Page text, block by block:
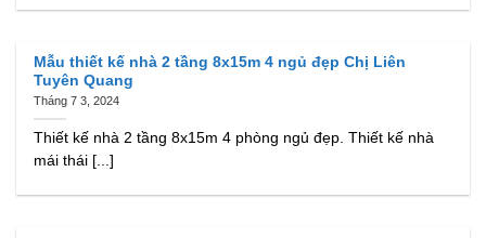
Mẫu thiết kế nhà 2 tầng 8x15m 4 ngủ đẹp Chị Liên
Tuyên Quang
Tháng 7 3, 2024
Thiết kế nhà 2 tầng 8x15m 4 phòng ngủ đẹp. Thiết kế nhà
mái thái [...]